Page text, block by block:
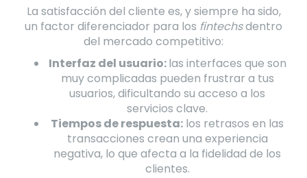
La satisfacción del cliente es, y siempre ha sido,
un factor diferenciador para los fintechsdentro
del mercado competitivo:
Interfaz del usuario:las interfaces que son
muy complicadas pueden frustrar a tus
usuarios, dificultando su acceso a los
servicios clave.
Tiempos de respuesta: los retrasos en las
transacciones crean una experiencia
negativa, lo que afecta a la fidelidad de los
clientes.